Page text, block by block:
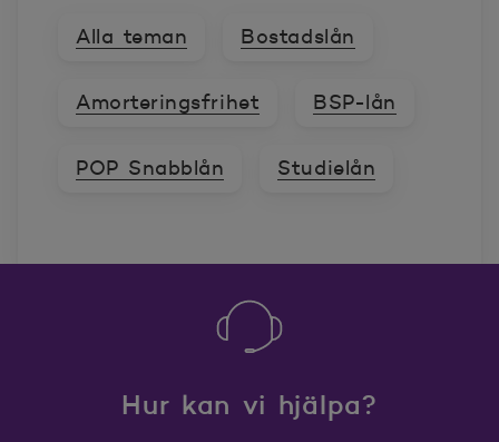
Alla teman Bostadslån
Amorteringsfrihet BSP-lån
POP Snabblån Studielån
Hur kan vi hjälpa?